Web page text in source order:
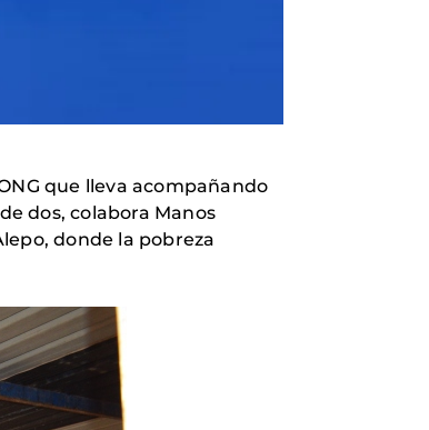
que lleva acompañando
dos, colabora Manos
donde la pobreza